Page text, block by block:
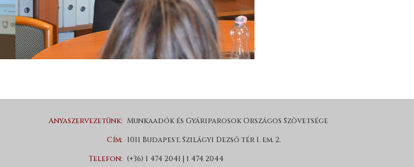
Anyaszervezetünk: Munkaadók és Gyáriparosok Országos Szövetsége
Cím: 1011 Budapest, Szilágyi Dezső tér 1. em. 2.
Telefon: (+36) 1 474 2041 | 1 474 2044